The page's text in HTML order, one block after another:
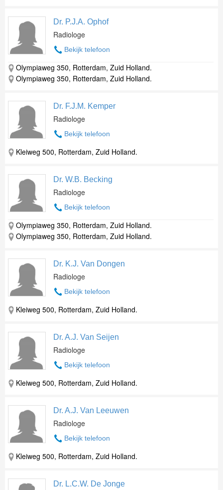
Dr. P.J.A. Ophof
Radiologe
Bekijk telefoon
Olympiaweg 350, Rotterdam, Zuid Holland.
Olympiaweg 350, Rotterdam, Zuid Holland.
Dr. F.J.M. Kemper
Radiologe
Bekijk telefoon
Kleiweg 500, Rotterdam, Zuid Holland.
Dr. W.B. Becking
Radiologe
Bekijk telefoon
Olympiaweg 350, Rotterdam, Zuid Holland.
Olympiaweg 350, Rotterdam, Zuid Holland.
Dr. K.J. Van Dongen
Radiologe
Bekijk telefoon
Kleiweg 500, Rotterdam, Zuid Holland.
Dr. A.J. Van Seijen
Radiologe
Bekijk telefoon
Kleiweg 500, Rotterdam, Zuid Holland.
Dr. A.J. Van Leeuwen
Radiologe
Bekijk telefoon
Kleiweg 500, Rotterdam, Zuid Holland.
Dr. L.C.W. De Jonge